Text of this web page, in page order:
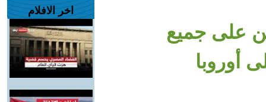
على جميع
أوروبا
اخر الافلام